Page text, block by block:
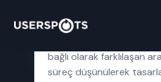
akış ve ekran yapılarına
bağlı olarak farklılaşan
süreç düşünülerek